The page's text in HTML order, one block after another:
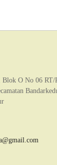
O No 06 RT/